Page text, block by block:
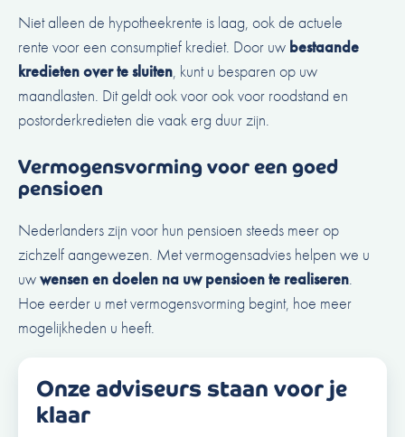
Niet alleen de hypotheekrente is laag, ook de actuele
rente voor een consumptief krediet. Door uw bestaande
kredieten over te sluiten, kunt u besparen op uw
maandlasten. Dit geldt ook voor ook voor roodstand en
postorderkredieten die vaak erg duur zijn.
Vermogensvorming voor een goed
pensioen
Nederlanders zijn voor hun pensioen steeds meer op
zichzelf aangewezen. Met vermogensadvies helpen we u
uwwensen en doelen na uw pensioen te realiseren.
Hoe eerder u met vermogensvorming begint, hoe meer
mogelijkheden u heeft.
Onze adviseurs staan voor je
klaar